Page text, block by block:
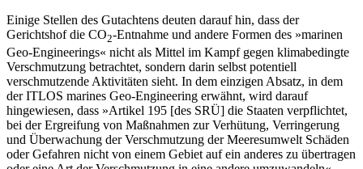
Einige Stellen des Gutachtens deuten darauf hin, dass der
Gerichtshof die CO2-Entnahme und andere Formen des »mari­nen
Geo-Engineerings« nicht als Mittel im Kampf gegen klimabedingte
Verschmutzung betrachtet, sondern darin selbst poten­tiell
verschmutzende Aktivitäten sieht. In dem einzigen Absatz, in dem
der ITLOS marines Geo-Engineering erwähnt, wird darauf
hingewiesen, dass »Artikel 195 [des SRÜ] die Staaten verpflichtet,
bei der Ergrei­fung von Maßnahmen zur Verhütung, Ver­ringerung
und Überwachung der Verschmutzung der Meeresumwelt Schäden
oder Gefahren nicht von einem Gebiet auf ein anderes zu übertragen